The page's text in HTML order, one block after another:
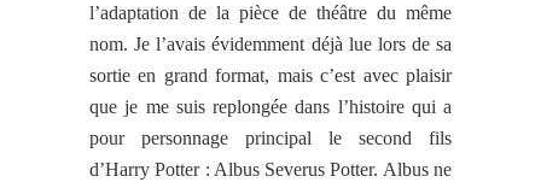
l’adaptation de la pièce de théâtre du même
nom. Je l’avais évidemment déjà lue lors de sa
sortie en grand format, mais c’est avec plaisir
que je me suis replongée dans l’histoire qui a
pour personnage principal le second fils
d’Harry Potter : Albus Severus Potter. Albus ne